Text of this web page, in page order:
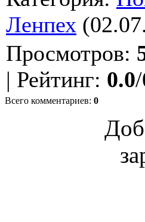
Ленпех
Просмотров:
| Рейтинг: 0.0/
Всего комментариев: 0